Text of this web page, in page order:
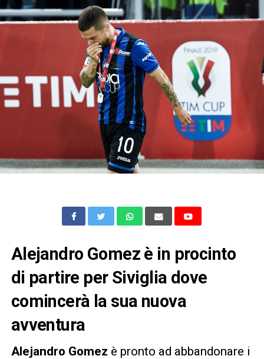
Alejandro Gomez è in procinto
di partire per Siviglia dove
comincerà la sua nuova
avventura
Alejandro Gomez è pronto ad abbandonare i